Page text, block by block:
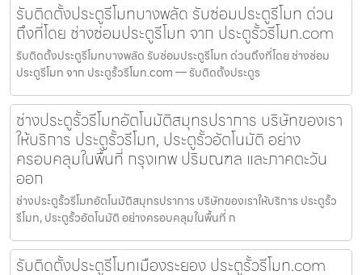
รับติดตั้งประตูรีโมทบางพลัด รับซ่อมประตูรีโมท ด่วน
ถึงที่โดย ช่างซ่อมประตูรีโมท จาก ประตูรั้วรีโมท.com
รับติดตั้งประตูรีโมทบางพลัด รับซ่อมประตูรีโมท ด่วนถึงที่โดย ช่างซ่อม
ประตูรีโมท จาก ประตูรั้วรีโมท.com — รับติดตั้งประตูร
ช่างประตูรั้วรีโมทอัตโนมัติสมุทรปราการ บริษัทของเรา
ให้บริการ ประตูรั้วรีโมท, ประตูรั้วอัตโนมัติ อย่าง
ครอบคลุมในพื้นที่ กรุงเทพ ปริมณฑล และภาคตะวัน
ออก
ช่างประตูรั้วรีโมทอัตโนมัติสมุทรปราการ บริษัทของเราให้บริการ ประตูรั้ว
รีโมท, ประตูรั้วอัตโนมัติ อย่างครอบคลุมในพื้นที่ ก
รับติดตั้งประตูรีโมทเมืองระยอง ประตูรั้วรีโมท.com